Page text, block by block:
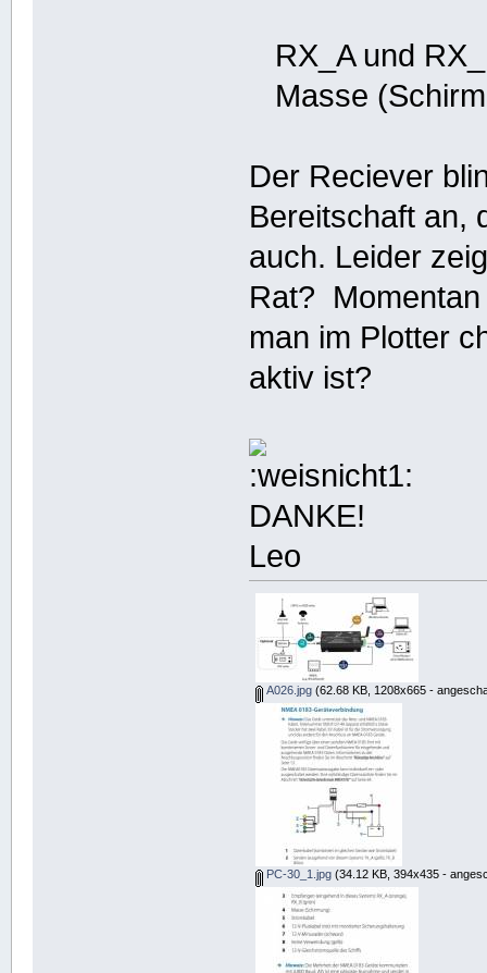
RX_A und
Masse
Der Reciever
Bereitschaft an,
auch. Leider
Rat?
man im Plotter
aktiv ist?
DANKE!
Leo
A026.jpg(62.68 KB, 1208x665 -
PC-30_1.jpg(34.12 KB, 394x435 -